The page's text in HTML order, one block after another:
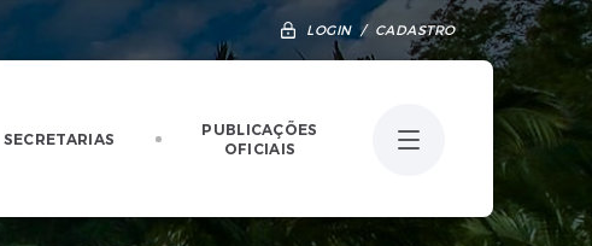
LOGIN / CADASTRO
SECRETARIAS
PUBLICAÇÕES
OFICIAIS